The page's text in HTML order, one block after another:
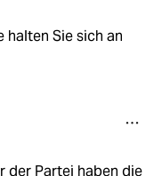
Sie sich an
der Partei haben die